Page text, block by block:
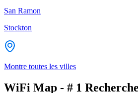
San Ramon
Stockton
Montre toutes les villes
WiFi Map - # 1